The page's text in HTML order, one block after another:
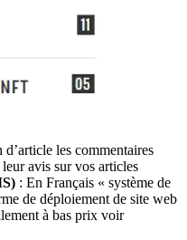
les commentaires
avis sur vos articles
: En Français « système de
de déploiement de site web
à bas prix voir